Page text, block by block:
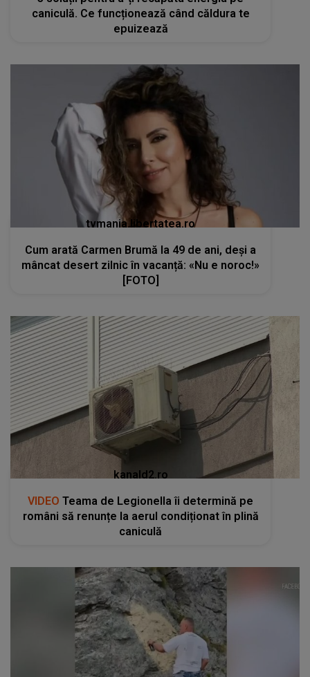
caniculă. Ce funcționează când căldura te
epuizează
tvmania.libertatea.ro
Cum arată Carmen Brumă la 49 de ani, deși a
mâncat desert zilnic în vacanță: «Nu e noroc!»
[FOTO]
kanald2.ro
VIDEO Teama de Legionella îi determină pe
români să renunțe la aerul condiționat în plină
caniculă